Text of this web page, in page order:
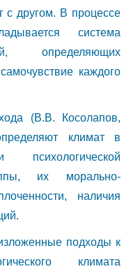
с другом. В процессе
система
определяющих
каждого
(В.В. Косолапов,
климат в
их морально-
наличия
подходы к
климата